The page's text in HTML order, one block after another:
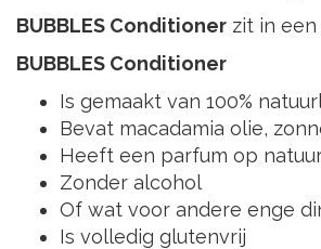
BUBBLES Conditioner zit in
BUBBLES Conditioner
Is gemaakt van 100%
Bevat macadamia olie,
Heeft een parfum op
Zonder alcohol
Of wat voor andere enge
Is volledig glutenvrij